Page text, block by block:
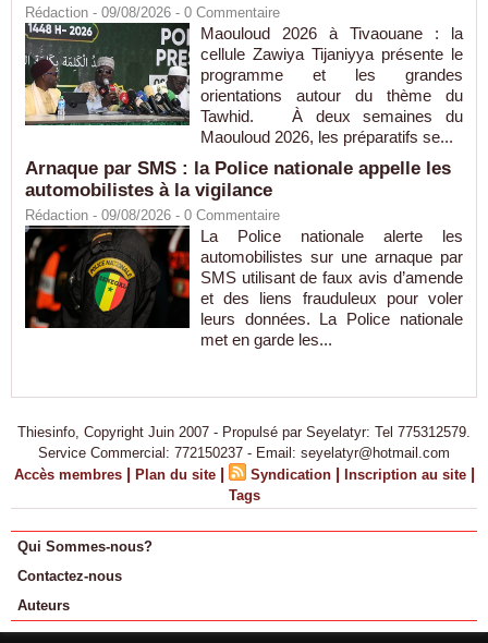
Rédaction - 09/08/2026 - 0 Commentaire
Maouloud 2026 à Tivaouane : la
cellule Zawiya Tijaniyya présente le
programme et les grandes
orientations autour du thème du
Tawhid. À deux semaines du
Maouloud 2026, les préparatifs se...
Arnaque par SMS : la Police nationale appelle les
automobilistes à la vigilance
Rédaction - 09/08/2026 - 0 Commentaire
La Police nationale alerte les
automobilistes sur une arnaque par
SMS utilisant de faux avis d’amende
et des liens frauduleux pour voler
leurs données. La Police nationale
met en garde les...
Thiesinfo, Copyright Juin 2007 - Propulsé par Seyelatyr: Tel 775312579.
Service Commercial: 772150237 - Email: seyelatyr@hotmail.com
Accès membres | Plan du site | Syndication | Inscription au site |
Tags
Qui Sommes-nous?
Contactez-nous
Auteurs